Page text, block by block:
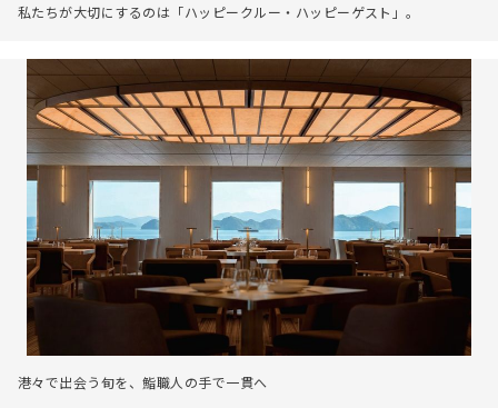
私たちが大切にするのは「ハッピークルー・ハッピーゲスト」。
港々で出会う旬を、鮨職人の手で一貫へ